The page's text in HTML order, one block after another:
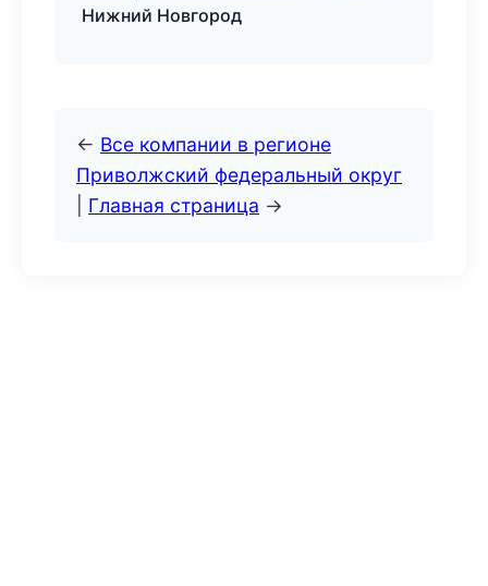
Нижний Новгород
← Все компании в регионе
Приволжский федеральный округ
Главная страница →